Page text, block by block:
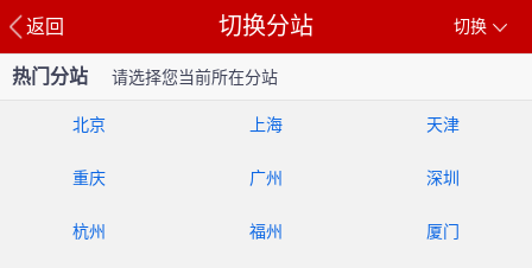
返回 切换
切换分站
热门分站 请选择您当前所在分站
北京 上海 天津
重庆 广州 深圳
杭州 福州 厦门